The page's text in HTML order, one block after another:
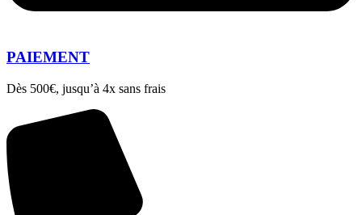
PAIEMENT
Dès 500€, jusqu’à 4x sans frais